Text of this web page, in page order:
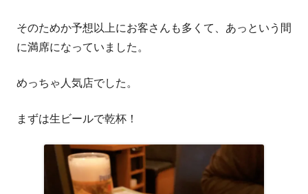
そのためか予想以上にお客さんも多くて、あっという間
に満席になっていました。
めっちゃ人気店でした。
まずは生ビールで乾杯！